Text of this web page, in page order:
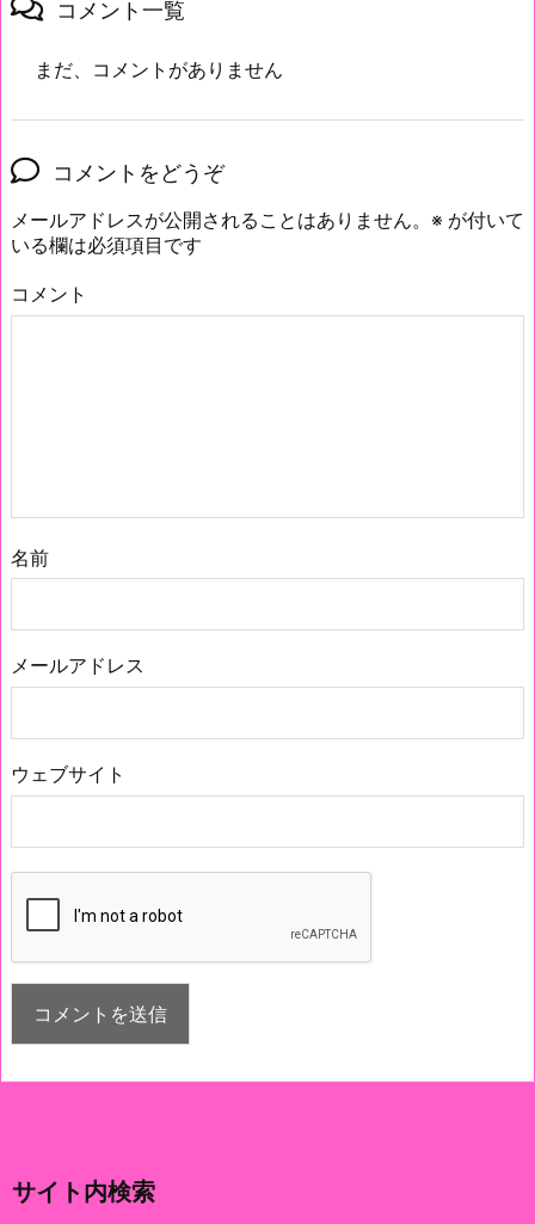
コメント一覧
まだ、コメントがありません
コメントをどうぞ
メールアドレスが公開されることはありません。 ※ が付いて
いる欄は必須項目です
コメント
名前
メールアドレス
ウェブサイト
サイト内検索